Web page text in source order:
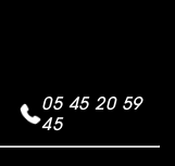
05 45 20 59
45